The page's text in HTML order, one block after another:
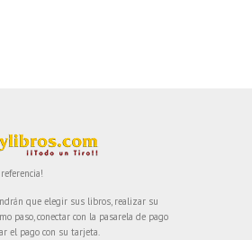
que elegir sus libros, realizar su
paso, conectar con la pasarela de pago
el pago con su tarjeta.